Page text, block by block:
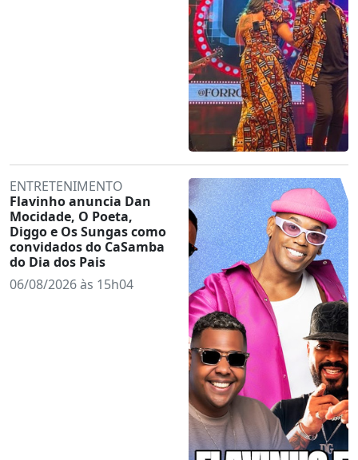
ENTRETENIMENTO
Flavinho anuncia Dan
Mocidade, O Poeta,
Diggo e Os Sungas como
convidados do CaSamba
do Dia dos Pais
06/08/2026 às 15h04